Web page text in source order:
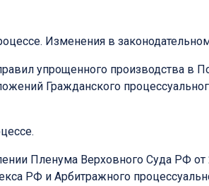
Изменения в
упрощенного производства в
Гражданского
Пленума Верховного Суда РФ
РФ и Арбитражного